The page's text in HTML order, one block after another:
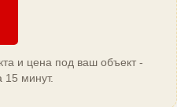
и цена под ваш объект -
15 минут.